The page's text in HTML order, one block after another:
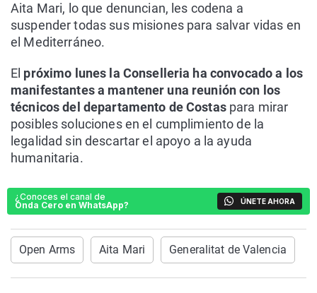
Aita Mari, lo que denuncian, les codena a
suspender todas sus misiones para salvar vidas en
el Mediterráneo.
El próximo lunes la Conselleria ha convocado a los
manifestantes a mantener una reunión con los
técnicos del departamento de Costaspara mirar
posibles soluciones en el cumplimiento de la
legalidad sin descartar el apoyo a la ayuda
humanitaria.
¿Conoces el canal de
Onda Cero en WhatsApp?
ÚNETE AHORA
Open Arms Aita Mari Generalitat de Valencia